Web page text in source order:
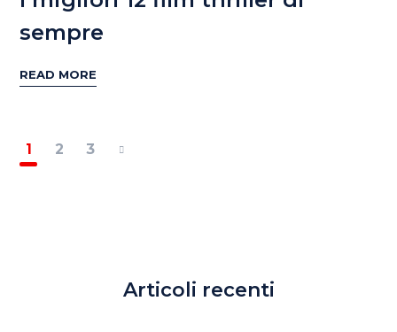
sempre
READ MORE
1 2 3
Articoli recenti